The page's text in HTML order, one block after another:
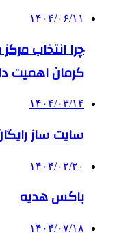
۱۴۰۴/۰۶/۱۱
چرا انتخاب
کرمان اهمیت
۱۴۰۴/۰۳/۱۴
سایت ساز
۱۴۰۴/۰۲/۲۰
باکس هدیه
۱۴۰۴/۰۷/۱۸